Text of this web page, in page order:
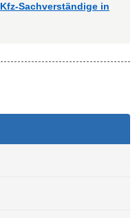
Kfz-Sachverständige in